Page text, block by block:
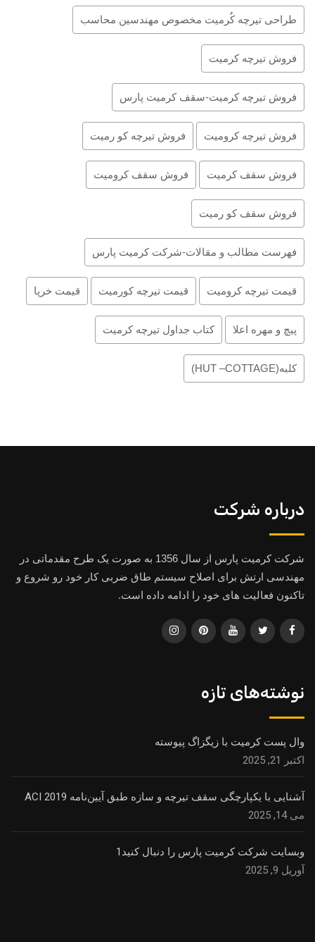
طراحی تیرچه کُرمیت مخصوص مهندسین محاسب
فروش تیرچه کرمیت
فروش تیرچه کرمیت-سقف کرمیت پارس
فروش تیرچه کرومیت فروش تیرچه کو رمیت
فروش سقف کرمیت فروش سقف کرومیت
فروش سقف کو رمیت
فهرست مطالب و مقالات-شرکت کرمیت پارس
قیمت تیرچه کرومیت قیمت تیرچه کورمیت قیمت خرپا
پیچ و مهره اعلا کتاب جداول تیرچه کرمیت
کلبه(HUT –COTTAGE)
درباره شرکت
شرکت کرمیت پارس از سال 1356 به صورت یک طرح مقدماتی در
مهندسی ارتش برای اصلاح سیستم طاق ضربی کار خود رو شروع و
تاکنون فعالیت های خود را ادامه داده است.
نوشته‌های تازه
وال پست کرمیت با زیگزاگ پیوسته
اکتبر 21, 2025
آشنایی با یکپارچگی سقف تیرچه و سازه طبق آیین‌نامه ACI 2019
می 14, 2025
وبسایت شرکت کرمیت پارس را دنبال کنید1
آوریل 9, 2025